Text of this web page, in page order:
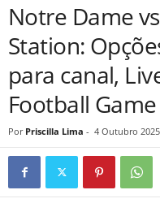
Notre Dame
Station:
para canal,
Football
Por Priscilla Lima - 4 Outubro 2025